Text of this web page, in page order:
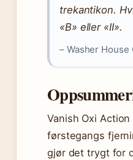
trekantikon.
«B» eller «II».
– Washer
Vanish Oxi
førstegangs
gjør det trygt for